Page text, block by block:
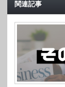
関連記事